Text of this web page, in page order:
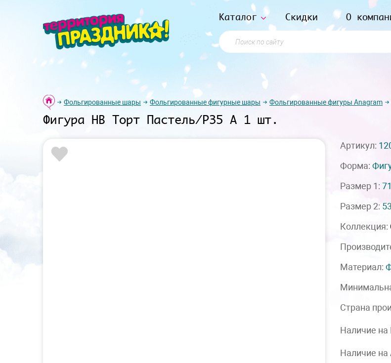
Каталог Скидки О
Поиск по сайту
Фольгированные шары Фольгированные фигурные шары Фольгированные фигуры Anagram
Фигура HB Торт Пастель/P35 А 1 шт.
Артикул:
Форма:
Размер 1:
Размер 2:
Коллекция:
Материал:
Страна
Наличие на
Наличие на